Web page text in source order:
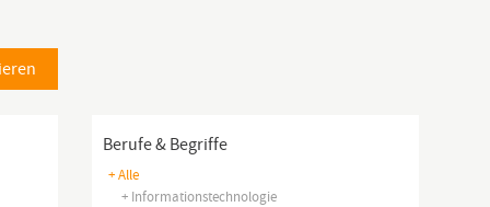
Berufe & Begriffe
+ Alle
+ Informationstechnologie